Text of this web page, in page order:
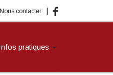
Nous contacter |
pratiques